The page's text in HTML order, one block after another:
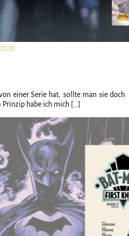
einer Serie hat, sollte man sie doch
Prinzip habe ich mich […]